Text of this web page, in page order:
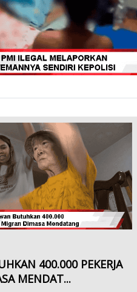
400.000 PEKERJA
MENDAT...